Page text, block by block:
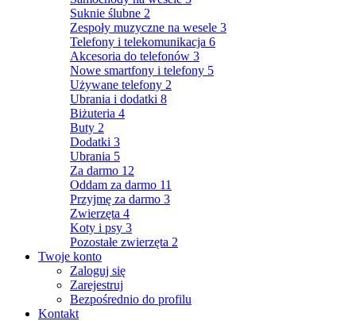
Suknie ślubne 2
Zespoły muzyczne na wesele 3
Telefony i telekomunikacja 6
Akcesoria do telefonów 3
Nowe smartfony i telefony 5
Używane telefony 2
Ubrania i dodatki 8
Biżuteria 4
Buty 2
Dodatki 3
Ubrania 5
Za darmo 12
Oddam za darmo 11
Przyjmę za darmo 3
Zwierzęta 4
Koty i psy 3
Pozostałe zwierzęta 2
Twoje konto
Zaloguj się
Zarejestruj
Bezpośrednio do profilu
Kontakt